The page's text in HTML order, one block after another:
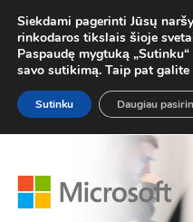
MOB. TEL. +37067579127
Siekdami pagerinti Jūsų
rinkodaros tikslais šioje
Paspaudę mygtuką
savo sutikimą. Taip pat
Sutinku Daugiau